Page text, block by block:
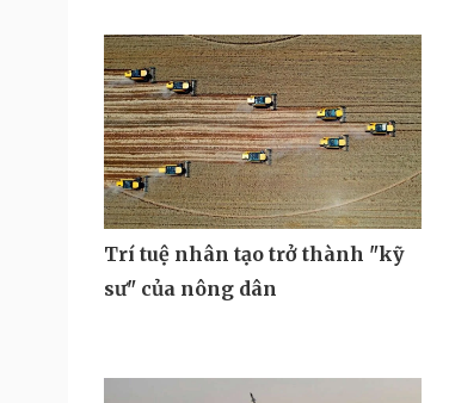
Trí tuệ nhân tạo trở thành "kỹ
sư" của nông dân